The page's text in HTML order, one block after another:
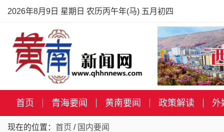
2026年8月9日 星期日 农历丙午年(马) 五月初四
首页 青海要闻 黄南要闻 政策解读 外
现在的位置： 首页 / 国内要闻